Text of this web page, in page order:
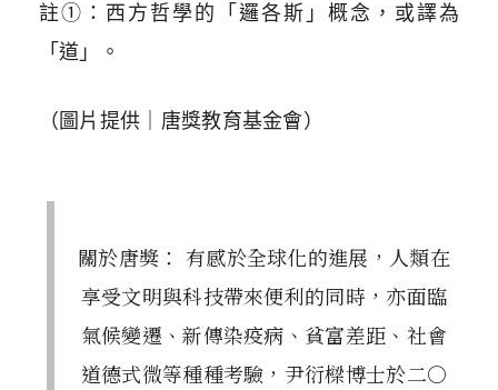
註①：西方哲學的「邏各斯」概念，或譯為
「道」。
（圖片提供｜唐獎教育基金會）
關於唐獎： 有感於全球化的進展，人類在
享受文明與科技帶來便利的同時，亦面臨
氣候變遷、新傳染疫病、貧富差距、社會
道德式微等種種考驗，尹衍樑博士於二○